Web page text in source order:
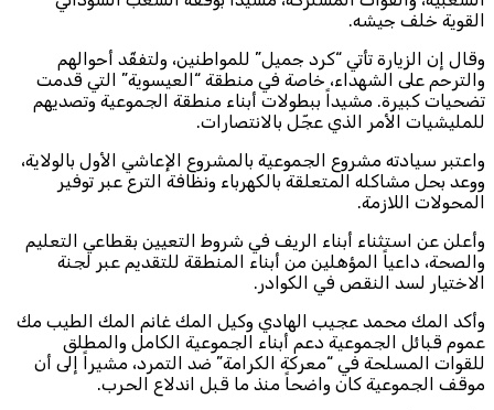
القوية خلف جيشه.
وقال إن الزيارة تأتي “كرد جميل” للمواطنين، ولتفقّد أحوالهم
والترحم على الشهداء، خاصة في منطقة “العيسوية” التي قدمت
تضحيات كبيرة. مشيداً ببطولات أبناء منطقة الجموعية وتصديهم
للمليشيات الأمر الذي عجّل بالانتصارات.
واعتبر سيادته مشروع الجموعية بالمشروع الإعاشي الأول بالولاية،
ووعد بحل مشاكله المتعلقة بالكهرباء ونظافة الترع عبر توفير
المحولات اللازمة.
وأعلن عن استثناء أبناء الريف في شروط التعيين بقطاعي التعليم
والصحة، داعياً المؤهلين من أبناء المنطقة للتقديم عبر لجنة
الاختيار لسد النقص في الكوادر.
وأكد المك محمد عجيب الهادي وكيل المك غانم المك الطيب مك
عموم قبائل الجموعية دعم أبناء الجموعية الكامل والمطلق
للقوات المسلحة في “معركة الكرامة” ضد التمرد، مشيراً إلى أن
موقف الجموعية كان واضحاً منذ ما قبل اندلاع الحرب.